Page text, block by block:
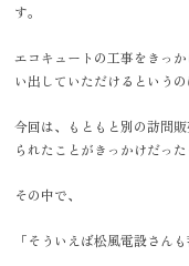
す。
エコキュートの工事をきっ
い出していただけるという
今回は、もともと別の訪問
られたことがきっかけだった
その中で、
「そういえば松風電設さん